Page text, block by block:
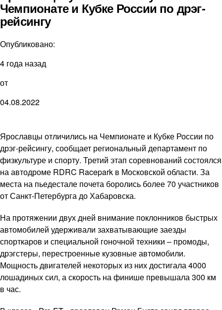
Чемпионате и Кубке России по дрэг-
рейсингу
Опубликовано:
4 года назад
от
04.08.2022
Ярославцы отличились на Чемпионате и Кубке России по
дрэг-рейсингу, сообщает региональный департамент по
физкультуре и спорту. Третий этап соревнований состоялся
на автодроме RDRC Racepark в Московской области. За
места на пьедестале почета боролись более 70 участников
от Санкт-Петербурга до Хабаровска.
На протяжении двух дней внимание поклонников быстрых
автомобилей удерживали захватывающие заезды
спорткаров и специальной гоночной техники – промоды,
дрэгстеры, перестроенные кузовные автомобили.
Мощность двигателей некоторых из них достигала 4000
лошадиных сил, а скорость на финише превышала 300 км
в час.